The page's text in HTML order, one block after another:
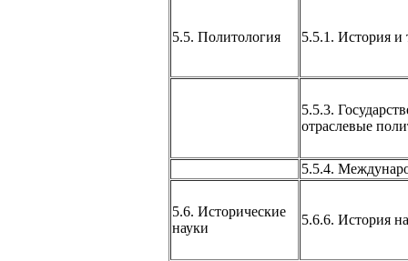
5.5. Политология 5.5.1. История и
5.5.3.
отраслевые
5.5.4.
5.6. Исторические
науки
5.6.6. История